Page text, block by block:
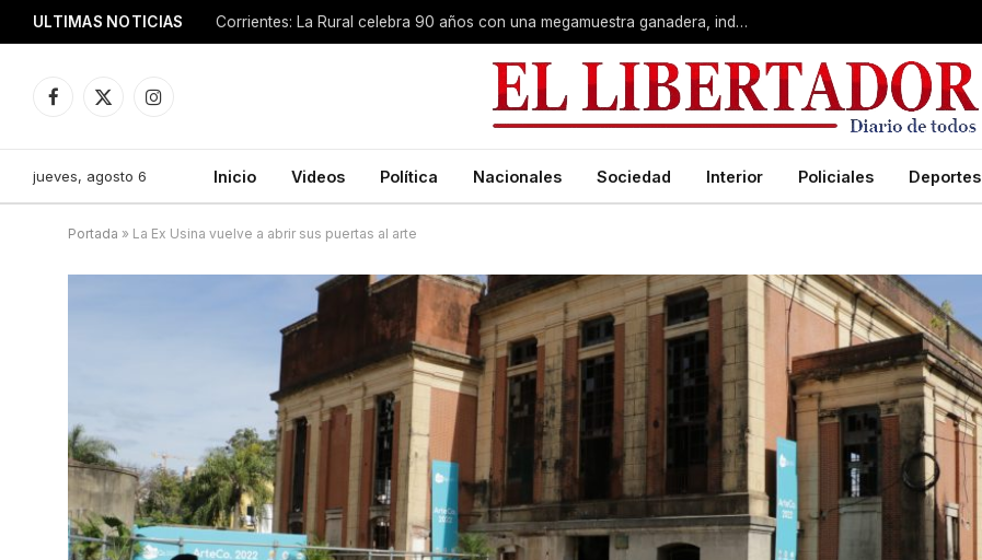
ULTIMAS NOTICIAS Corrientes: La Rural celebra 90 años con una megamuestra ganadera, industrial y artística
Facebook
X
Instagram
jueves, agosto 6 Inicio Videos Política Nacionales Sociedad Interior Policiales Deportes
Portada » La Ex Usina vuelve a abrir sus puertas al arte